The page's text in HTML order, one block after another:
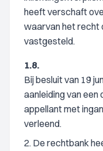
heeft verschaft
waarvan het recht
vastgesteld.
1.8.
Bij besluit van 19
aanleiding van
appellant met
verleend.
2. De rechtbank